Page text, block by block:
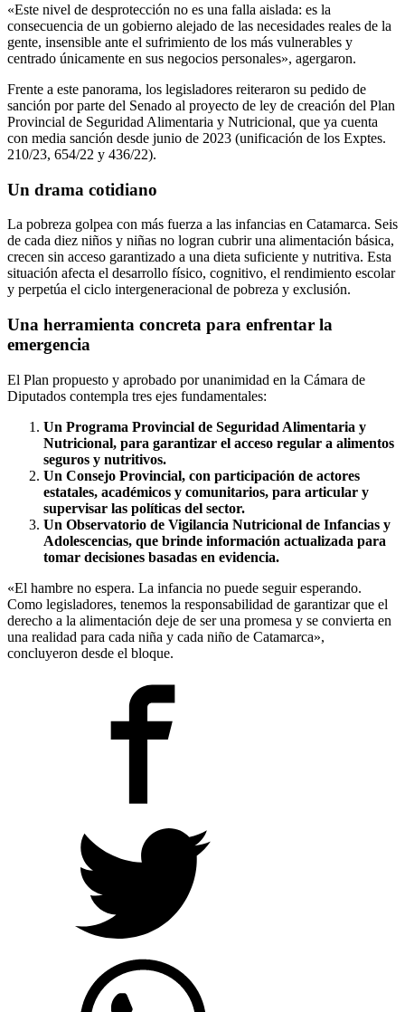
«Este nivel de desprotección no es una falla aislada: es la
consecuencia de un gobierno alejado de las necesidades reales de la
gente, insensible ante el sufrimiento de los más vulnerables y
centrado únicamente en sus negocios personales», agergaron.
Frente a este panorama, los legisladores reiteraron su pedido de
sanción por parte del Senado al proyecto de ley de creación del Plan
Provincial de Seguridad Alimentaria y Nutricional, que ya cuenta
con media sanción desde junio de 2023 (unificación de los Exptes.
210/23, 654/22 y 436/22).
Un drama cotidiano
La pobreza golpea con más fuerza a las infancias en Catamarca. Seis
de cada diez niños y niñas no logran cubrir una alimentación básica,
crecen sin acceso garantizado a una dieta suficiente y nutritiva. Esta
situación afecta el desarrollo físico, cognitivo, el rendimiento escolar
y perpetúa el ciclo intergeneracional de pobreza y exclusión.
Una herramienta concreta para enfrentar la
emergencia
El Plan propuesto y aprobado por unanimidad en la Cámara de
Diputados contempla tres ejes fundamentales:
Un Programa Provincial de Seguridad Alimentaria y
Nutricional, para garantizar el acceso regular a alimentos
seguros y nutritivos.
Un Consejo Provincial, con participación de actores
estatales, académicos y comunitarios, para articular y
supervisar las políticas del sector.
Un Observatorio de Vigilancia Nutricional de Infancias y
Adolescencias, que brinde información actualizada para
tomar decisiones basadas en evidencia.
«El hambre no espera. La infancia no puede seguir esperando.
Como legisladores, tenemos la responsabilidad de garantizar que el
derecho a la alimentación deje de ser una promesa y se convierta en
una realidad para cada niña y cada niño de Catamarca»,
concluyeron desde el bloque.